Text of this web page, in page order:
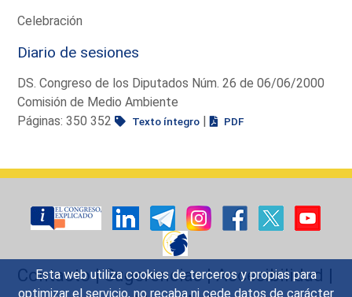
Esta web utiliza cookies de terceros y propias para
optimizar el servicio, no recaba ni cede datos de carácter
Celebración
Diario de sesiones
DS. Congreso de los Diputados Núm. 26 de 06/06/2000
Comisión de Medio Ambiente
Páginas: 350 352
Texto íntegro | PDF
Contacto|Sugerencias|Accesibilidad |